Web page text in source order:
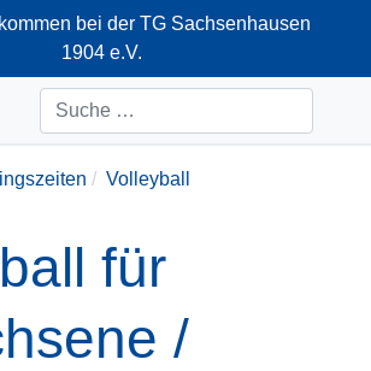
bei der TG Sachsenhausen
1904 e.V.
+49-69-66374712
Suchen
Volleyball
für
/